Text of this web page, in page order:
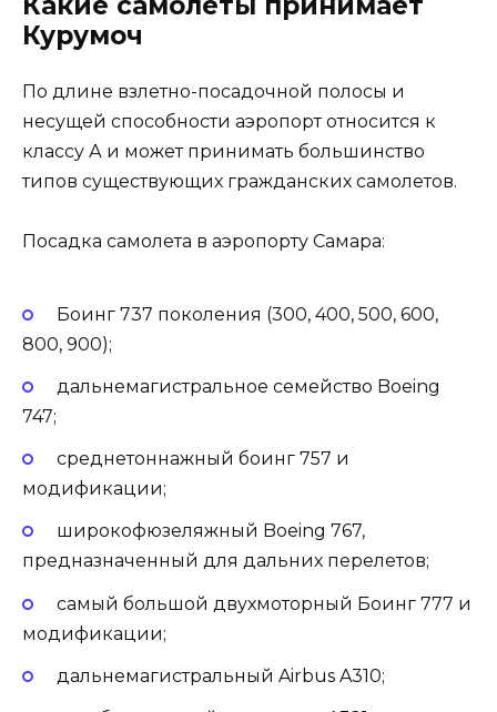
Курумоч
По длине взлетно-посадочной полосы и
несущей способности аэропорт относится к
классу А и может принимать большинство
типов существующих гражданских самолетов.
Посадка самолета в аэропорту Самара:
Боинг 737 поколения (300, 400, 500, 600,
800, 900);
дальнемагистральное семейство Boeing
747;
среднетоннажный боинг 757 и
модификации;
широкофюзеляжный Boeing 767,
предназначенный для дальних перелетов;
самый большой двухмоторный Боинг 777 и
модификации;
дальнемагистральный Airbus A310;